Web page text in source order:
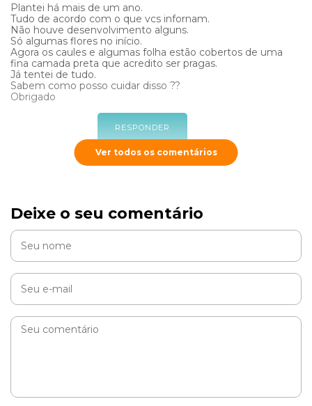
Plantei há mais de um ano.
Tudo de acordo com o que vcs infornam.
Não houve desenvolvimento alguns.
Só algumas flores no início.
Agora os caules e algumas folha estão cobertos de uma
fina camada preta que acredito ser pragas.
Já tentei de tudo.
Sabem como posso cuidar disso ??
Obrigado
RESPONDER
Oi João, como vai? Deixarei aqui um
pode te auxiliar neste momento 🙂
Ver todos os comentários
Deixe o seu comentário